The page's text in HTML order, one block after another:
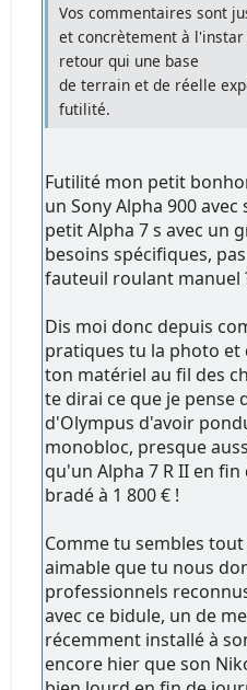
Vos commentaires sont
et concrètement à
retour qui une base
de terrain et de réelle
futilité.
Futilité mon petit
un Sony Alpha 900
petit Alpha 7 s avec un
besoins spécifiques,
fauteuil roulant manuel
Dis moi donc depuis
pratiques tu la photo et
ton matériel au fil des
te dirai ce que je pense
d'Olympus d'avoir
monobloc, presque
qu'un Alpha 7 R II en
bradé à 1 800 € !
Comme tu sembles
aimable que tu nous
professionnels
avec ce bidule, un de
récemment installé à
encore hier que son